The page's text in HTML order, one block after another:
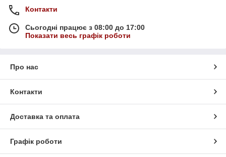
Контакти
Сьогодні працює з 08:00 до 17:00
Показати весь графік роботи
Про нас
Контакти
Доставка та оплата
Графік роботи